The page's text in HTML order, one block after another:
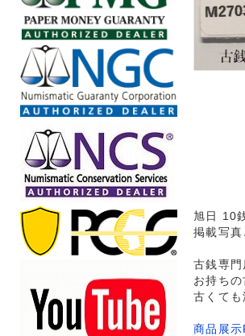
旭日 10
掲載写真
古銭専門
お持ち
古くても
商品展